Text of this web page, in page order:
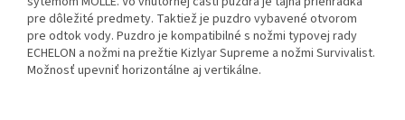
pre dôležité predmety. Taktiež je puzdro vybavené otvorom
pre odtok vody. Puzdro je kompatibilné s nožmi typovej rady
ECHELON a nožmi na prežtie Kizlyar Supreme a nožmi Survivalist.
Možnosť upevniť horizontálne aj vertikálne.